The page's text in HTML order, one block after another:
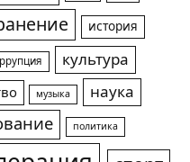
история
культура
музыка
наука
политика